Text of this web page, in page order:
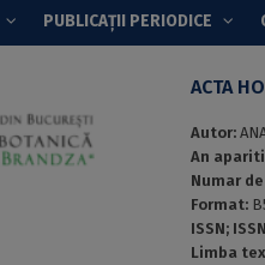
PUBLICAȚII PERIODICE
ACTA
Autor:
An
Numar
Format:
ISSN;
Limba